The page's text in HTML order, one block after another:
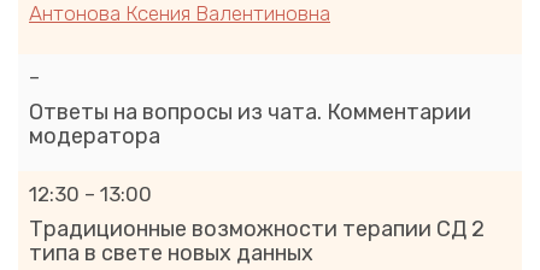
Антонова Ксения Валентиновна
–
Ответы на вопросы из чата. Комментарии
модератора
12:30 – 13:00
Традиционные возможности терапии СД 2
типа в свете новых данных